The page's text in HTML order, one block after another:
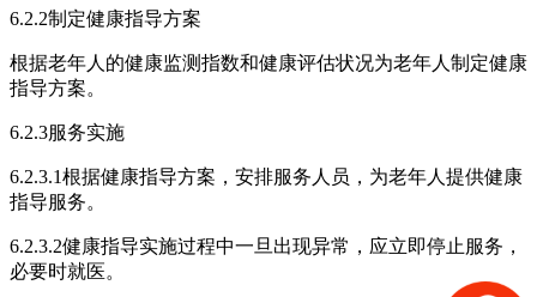
6.2.2制定健康指导方案
根据老年人的健康监测指数和健康评估状况为老年人制定健康
指导方案。
6.2.3服务实施
6.2.3.1根据健康指导方案，安排服务人员，为老年人提供健康
指导服务。
6.2.3.2健康指导实施过程中一旦出现异常，应立即停止服务，
必要时就医。